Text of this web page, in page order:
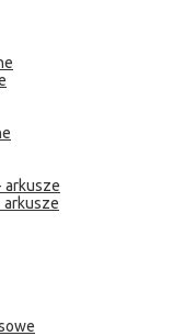
arkusze
arkusze